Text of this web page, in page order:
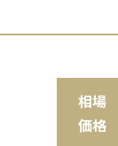
相場
価格